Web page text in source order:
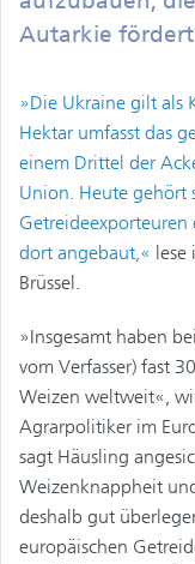
Autarkie
»Die Ukraine gilt als
Hektar umfasst das
einem Drittel der
Union. Heute gehört
dort angebaut,« lese
Brüssel.
»Insgesamt haben
vom Verfasser) fast
Weizen weltweit«,
Agrarpolitiker im
sagt Häusling
Weizenknappheit
deshalb gut
europäischen